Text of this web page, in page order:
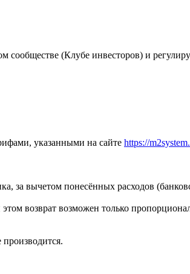
сообществе (Клубе инвесторов) и
указанными на сайте https://
за вычетом понесённых расходов
возврат возможен только